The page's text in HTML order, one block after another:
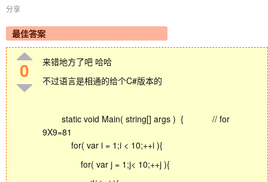
分享
最佳答案
0
来错地方了吧 哈哈
不过语言是相通的给个C#版本的
static void Main( string[] args ) { // for
9X9=81
for( var i = 1;i < 10;++i ){
for( var j = 1;j< 10;++j ){